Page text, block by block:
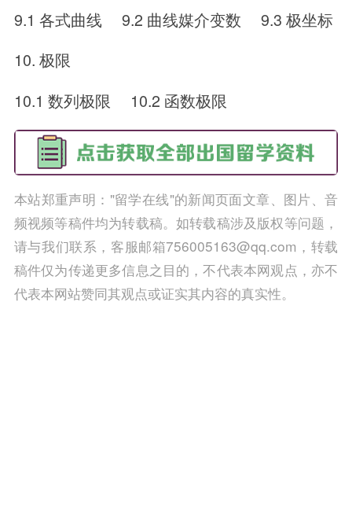
9.1 各式曲线 9.2 曲线媒介变数 9.3 极坐标
10. 极限
10.1 数列极限 10.2 函数极限
本站郑重声明："留学在线"的新闻页面文章、图片、音
频视频等稿件均为转载稿。如转载稿涉及版权等问题，
请与我们联系，客服邮箱756005163@qq.com，转载
稿件仅为传递更多信息之目的，不代表本网观点，亦不
代表本网站赞同其观点或证实其内容的真实性。